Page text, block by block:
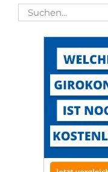
Suche
nach: